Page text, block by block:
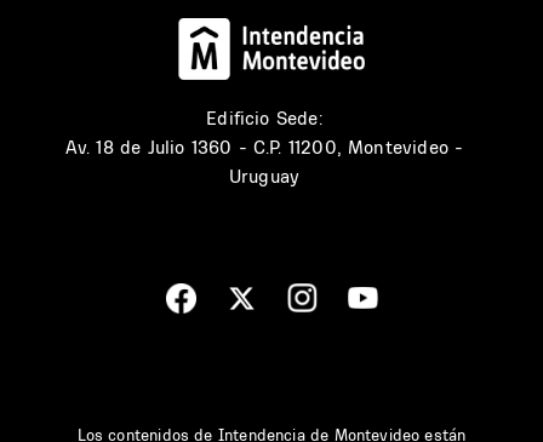
Edificio Sede:
Av. 18 de Julio 1360 - C.P. 11200, Montevideo -
Uruguay
Los contenidos de Intendencia de Montevideo están